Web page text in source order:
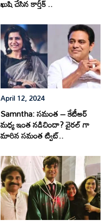
ఖుషి చేసిన కార్తీక్ ..
April 12, 2024
Samntha: సమంత – కేటీఆర్
మధ్య ఇంత నడిచిందా? వైరల్ గా
మారిన సమంత ట్విట్..